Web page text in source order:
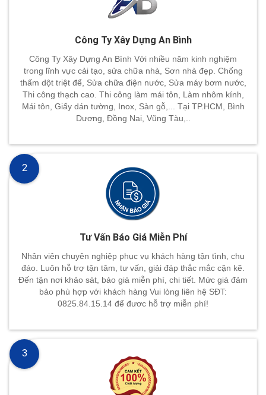
Công Ty Xây Dựng An Bình
Công Ty Xây Dựng An Bình Với nhiều năm kinh nghiệm
trong lĩnh vực cải tạo, sửa chữa nhà, Sơn nhà đẹp. Chống
thấm dột triệt để, Sửa chữa điện nước, Sửa máy bơm nước,
Thi công thạch cao. Thi công làm mái tôn, Làm nhôm kính,
Mái tôn, Giấy dán tường, Inox, Sàn gỗ,... Tại TP.HCM, Bình
Dương, Đồng Nai, Vũng Tàu,..
Tư Vấn Báo Giá Miễn Phí
Nhân viên chuyên nghiệp phục vụ khách hàng tận tình, chu
đáo. Luôn hỗ trợ tận tâm, tư vấn, giải đáp thắc mắc cặn kẽ.
Đến tận nơi khảo sát, báo giá miễn phí, chi tiết. Mức giá đảm
bảo phù hợp với khách hàng Vui lòng liên hệ SĐT:
0825.84.15.14 để đươc hỗ trợ miễn phí!
2
3